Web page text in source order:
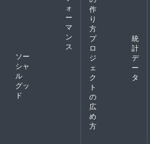
ォ
ー
マ
ン
ス
ソー
シャ
ル
グッ
ド
作
り
方
プ
ロ
ジ
ェ
ク
ト
の
広
め
方
統
計
デ
ー
タ